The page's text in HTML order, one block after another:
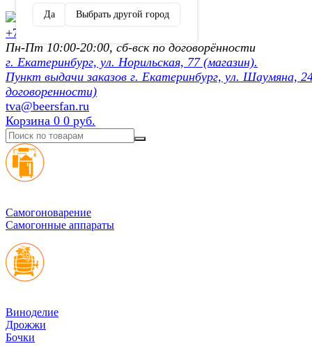
Да Выбрать другой город
+7 (902) 872-54-70
Пн-Пт 10:00-20:00, сб-вск по договорённости
г. Екатеринбург, ул. Норильская, 77 (магазин).
Пункт выдачи заказов г. Екатеринбург, ул. Шаумяна,
договоренности)
tva@beersfan.ru
Корзина 0 0 руб.
Cамогоноварение
Самогонные аппараты
Виноделие
Дрожжи
Бочки